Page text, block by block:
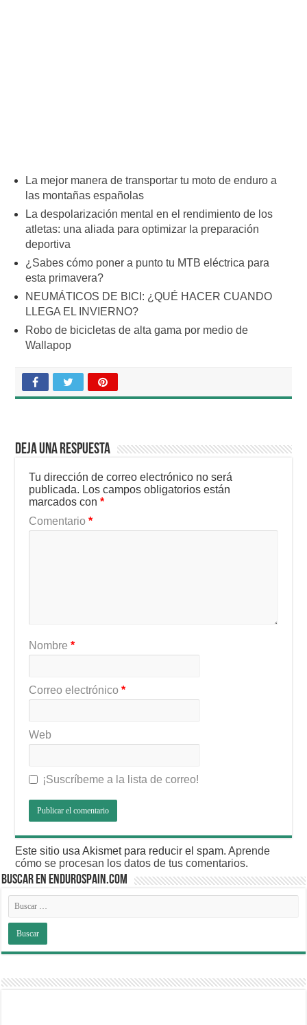
La mejor manera de transportar tu moto de enduro a
las montañas españolas
La despolarización mental en el rendimiento de los
atletas: una aliada para optimizar la preparación
deportiva
¿Sabes cómo poner a punto tu MTB eléctrica para
esta primavera?
NEUMÁTICOS DE BICI: ¿QUÉ HACER CUANDO
LLEGA EL INVIERNO?
Robo de bicicletas de alta gama por medio de
Wallapop
Deja una respuesta
Tu dirección de correo electrónico no será
publicada. Los campos obligatorios están
marcados con*
Comentario*
Nombre*
Correo electrónico*
Web
¡Suscríbeme a la lista de correo!
Este sitio usa Akismet para reducir el spam.Aprende
cómo se procesan los datos de tus comentarios.
BUSCAR EN ENDUROSPAIN.COM